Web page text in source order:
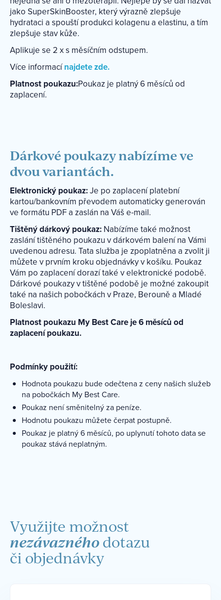
jako SuperSkinBooster, který výrazně zlepšuje
hydrataci a spouští produkci kolagenu a elastinu, a tím
zlepšuje stav kůže.
Aplikuje se 2 x s měsíčním odstupem.
Více informacínajdete zde.
Platnost poukazu:Poukaz je platný 6 měsíců od
zaplacení.
Dárkové poukazy nabízíme ve
dvou variantách.
Elektronický poukaz:Je po zaplacení platební
kartou/bankovním převodem automaticky generován
ve formátu PDF a zaslán na Váš e-mail.
Tištěný dárkový poukaz: Nabízíme také možnost
zaslání tištěného poukazu v dárkovém balení na Vámi
uvedenou adresu. Tata služba je zpoplatněna a zvolit ji
můžete v prvním kroku objednávky v košíku. Poukaz
Vám po zaplacení dorazí také v elektronické podobě.
Dárkové poukazy v tištěné podobě je možné zakoupit
také na našich pobočkách v Praze, Berouně a Mladé
Boleslavi.
Platnost poukazu My Best Care je 6 měsíců od
zaplacení poukazu.
Podmínky použití:
Hodnota poukazu bude odečtena z ceny našich služeb
na pobočkách My Best Care.
Poukaz není směnitelný za peníze.
Hodnotu poukazu můžete čerpat postupně.
Poukaz je platný 6 měsíců, po uplynutí tohoto data se
poukaz stává neplatným.
Využijte možnost
nezávazného dotazu
či objednávky